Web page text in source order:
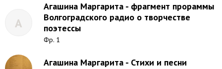
А
Агашина Маргарита - фрагмент прораммы
Волгоградского радио о творчестве
поэтессы
Фр. 1
Агашина Маргарита - Стихи и песни